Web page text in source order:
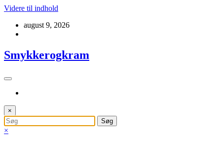
Videre til indhold
august 9, 2026
Smykkerogkram
×
×